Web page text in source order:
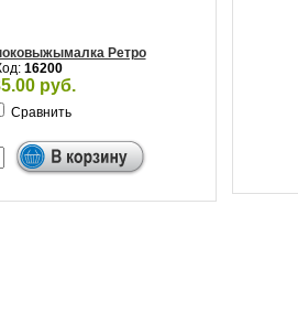
Ретро
16200
руб.
Сравнить